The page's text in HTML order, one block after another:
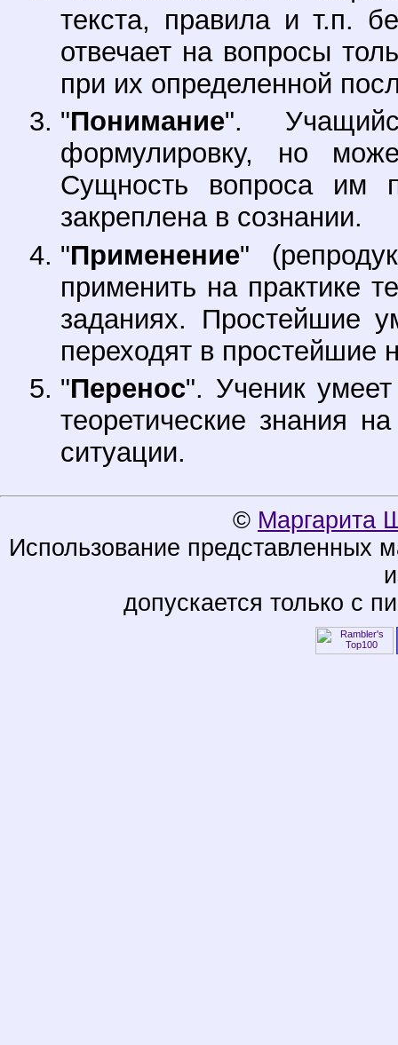
текста, правила и т.п.
отвечает на вопросы
при их определенной
"Понимание".
формулировку, но
Сущность вопроса им
закреплена в сознании.
"Применение"
применить на практике
заданиях. Простейшие
переходят в простейшие
"Перенос". Ученик
теоретические знания
ситуации.
© Маргарита
Использование представленных
допускается только с